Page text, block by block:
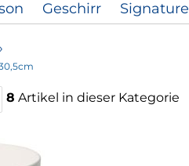
Geschirr Signature
8 Artikel in dieser Kategorie